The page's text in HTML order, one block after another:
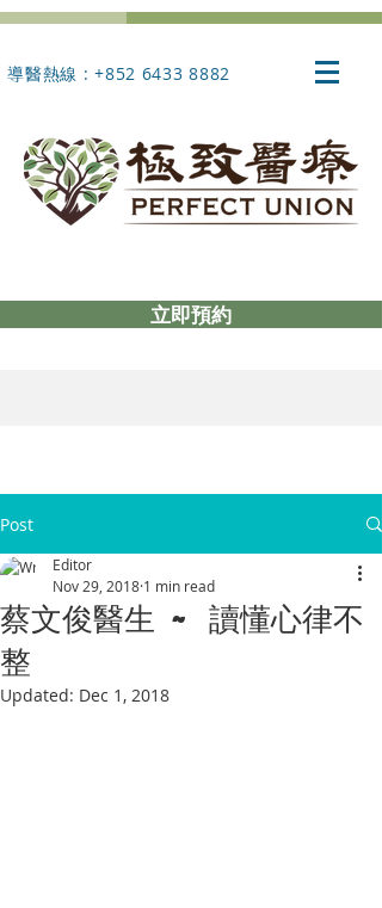
導醫熱線 : +852 6433 8882
立即預約
Post
蔡文俊醫生 ~ 讀懂心律不
整
Editor
Nov 29, 2018 1 min read
Updated: Dec 1, 2018